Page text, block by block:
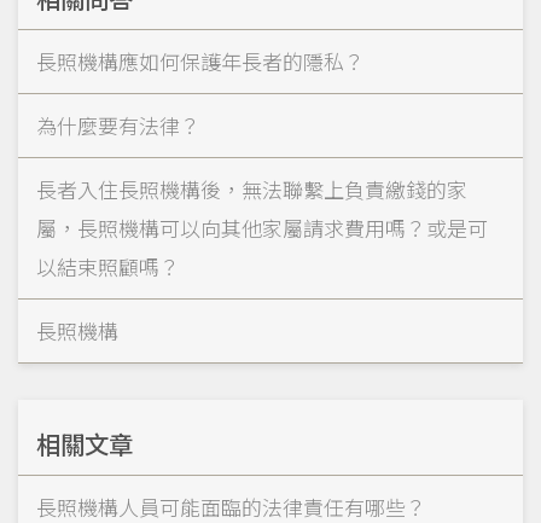
長照機構應如何保護年長者的隱私？
為什麼要有法律？
長者入住長照機構後，無法聯繫上負責繳錢的家
屬，長照機構可以向其他家屬請求費用嗎？或是可
以結束照顧嗎？
長照機構
相關文章
長照機構人員可能面臨的法律責任有哪些？